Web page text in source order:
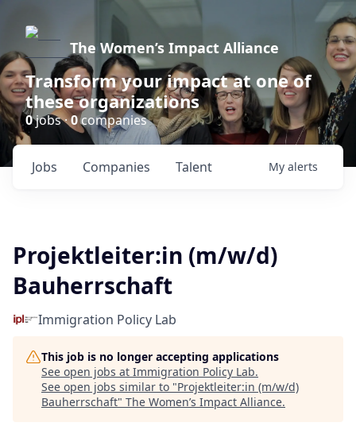
The Women’s Impact Alliance
Transform your impact at one of
these organizations
0jobs ·0companies
Jobs Companies Talent My alerts
Projektleiter:in (m/w/d)
Bauherrschaft
Immigration Policy Lab
This job is no longer accepting applications
See open jobs at Immigration Policy Lab.
See open jobs similar to "Projektleiter:in (m/w/d)
Bauherrschaft" The Women’s Impact Alliance.